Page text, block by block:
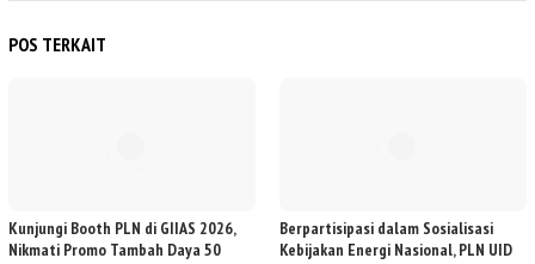
POS TERKAIT
Kunjungi Booth PLN di GIIAS 2026,
Nikmati Promo Tambah Daya 50
Berpartisipasi dalam Sosialisasi
Kebijakan Energi Nasional, PLN UID